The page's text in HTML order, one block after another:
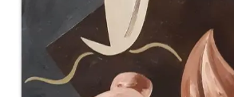
CATALOGUE DES
OBJET / SIGNE
PEINTURE